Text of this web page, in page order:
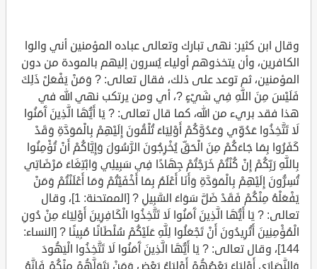
وقال ابن كثير: نهى تبارك وتعالى عباده المؤمنين أني والوا
الكافرين، وأن يتخذوهم أولياء يُسرون إليهم بالمودة من دون
المؤمنين، ثم توعد على ذلك، فقال تعالى: ? وَمَنْ يَفْعَلْ ذَلِكَ
فَلَيْسَ مِنَ اللَّهِ فِي شَيْءٍ ?، أي ومن يرتكب نهي الله في
هذا فقد بريء من الله، كما قال تعالى: ? يَا أَيُّهَا الَّذِينَ آَمَنُوا
لَا تَتَّخِذُوا عَدُوِّي وَعَدُوَّكُمْ أَوْلِيَاءَ تُلْقُونَ إِلَيْهِمْ بِالْمَوَدَّةِ وَقَدْ
كَفَرُوا بِمَا جَاءَكُمْ مِنَ الْحَقِّ يُخْرِجُونَ الرَّسُولَ وَإِيَّاكُمْ أَنْ تُؤْمِنُوا
بِاللَّهِ رَبِّكُمْ إِنْ كُنْتُمْ خَرَجْتُمْ جِهَادًا فِي سَبِيلِي وَابْتِغَاءَ مَرْضَاتِي
تُسِرُّونَ إِلَيْهِمْ بِالْمَوَدَّةِ وَأَنَا أَعْلَمُ بِمَا أَخْفَيْتُمْ وَمَا أَعْلَنْتُمْ وَمَنْ
يَفْعَلْهُ مِنْكُمْ فَقَدْ ضَلَّ سَوَاءَ السَّبِيلِ ? [الممتحنة: 1]، وقال
تعالى: ? يَا أَيُّهَا الَّذِينَ آَمَنُوا لَا تَتَّخِذُوا الْكَافِرِينَ أَوْلِيَاءَ مِنْ دُونِ
الْمُؤْمِنِينَ أَتُرِيدُونَ أَنْ تَجْعَلُوا لِلَّهِ عَلَيْكُمْ سُلْطَانًا مُبِينًا ? [النساء:
144]، وقال تعالى: ? يَا أَيُّهَا الَّذِينَ آَمَنُوا لَا تَتَّخِذُوا الْيَهُودَ